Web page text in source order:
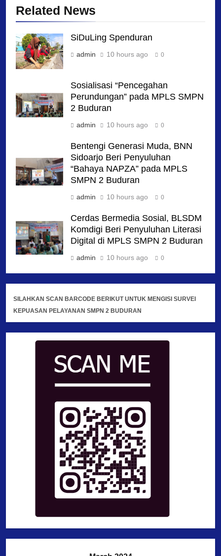
Related News
SiDuLing Spenduran
admin 10 hours ago 0
Sosialisasi “Pencegahan
Perundungan” pada MPLS SMPN
2 Buduran
admin 10 hours ago 0
Bentengi Generasi Muda, BNN
Sidoarjo Beri Penyuluhan
“Bahaya NAPZA” pada MPLS
SMPN 2 Buduran
admin 10 hours ago 0
Cerdas Bermedia Sosial, BLSDM
Komdigi Beri Penyuluhan Literasi
Digital di MPLS SMPN 2 Buduran
admin 10 hours ago 0
SILAHKAN SCAN BARCODE BERIKUT UNTUK MENGISI SURVEI
KEPUASAN PELAYANAN SMPN 2 BUDURAN